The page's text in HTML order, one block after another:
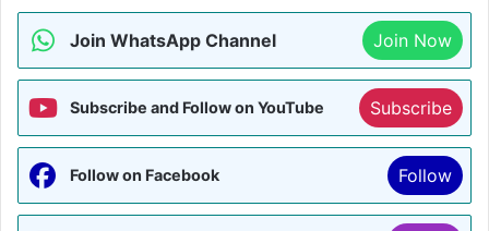
Join WhatsApp Channel Join Now
Subscribe and Follow on YouTube Subscribe
Follow on Facebook Follow